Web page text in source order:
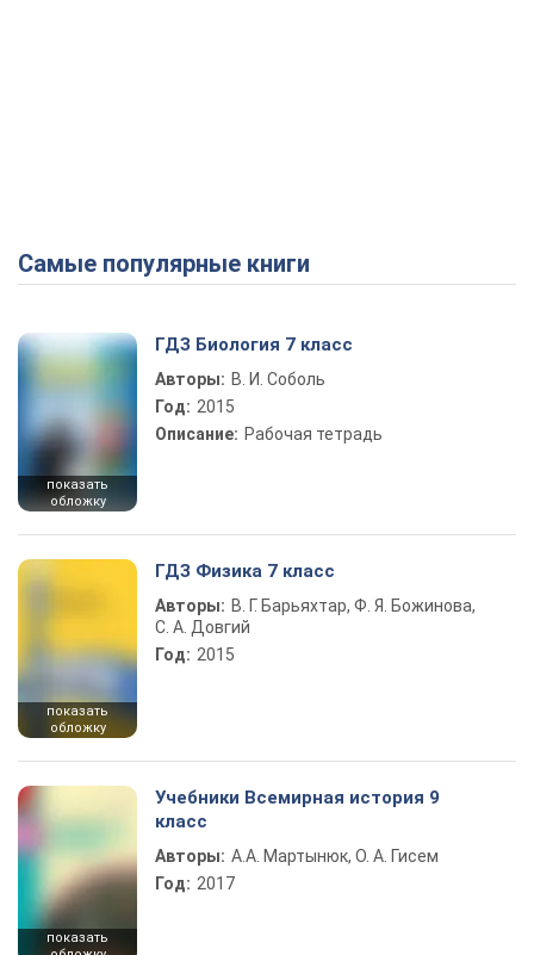
Самые популярные книги
показать
обложку
ГДЗ Биология 7 класс
Авторы: В. И. Соболь
Год: 2015
Описание: Рабочая тетрадь
показать
обложку
ГДЗ Физика 7 класс
Авторы: В. Г. Барьяхтар, Ф. Я. Божинова,
С. А. Довгий
Год: 2015
показать
Учебники Всемирная история 9
класс
Авторы: А.А. Мартынюк, О. А. Гисем
Год: 2017